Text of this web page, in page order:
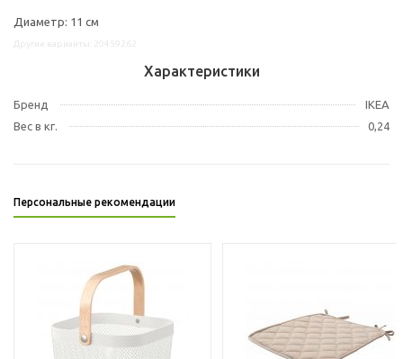
Диаметр: 11 см
Характеристики
Бренд
IKEA
Вес в кг.
0,24
Персональные рекомендации